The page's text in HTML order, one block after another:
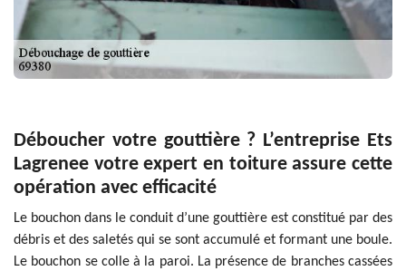
Déboucher votre gouttière ? L’entreprise Ets
Lagrenee votre expert en toiture assure cette
opération avec efficacité
Le bouchon dans le conduit d’une gouttière est constitué par des
débris et des saletés qui se sont accumulé et formant une boule.
Le bouchon se colle à la paroi. La présence de branches cassées